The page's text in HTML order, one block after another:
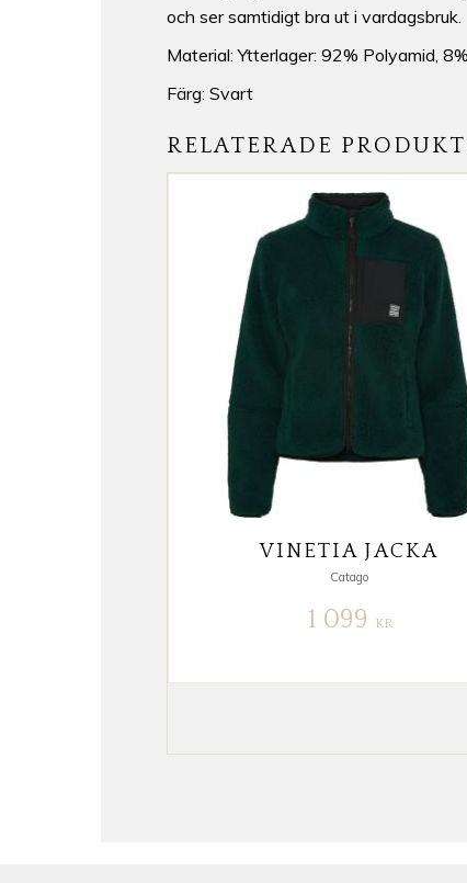
och ser samtidigt bra ut i vardagsbruk.
Material: Ytterlager: 92% Polyamid,
Färg: Svart
RELATERADE
VINETIA JACKA
Catago
1 099 KR